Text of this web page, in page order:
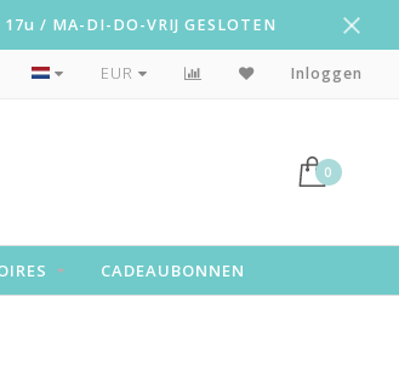
17u / MA-DI-DO-VRIJ GESLOTEN
Leuke attentie!
EUR Inloggen
0
CADEAUBONNEN